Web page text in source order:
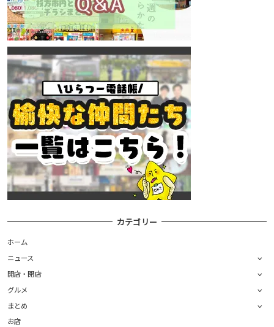
カテゴリー
ホーム
ニュース
開店・閉店
グルメ
まとめ
お店